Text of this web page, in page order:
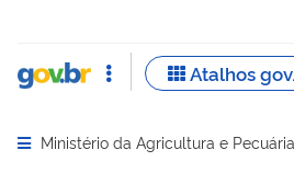
Abrir menu principal de
Ministério da Agricultura e Pecuária